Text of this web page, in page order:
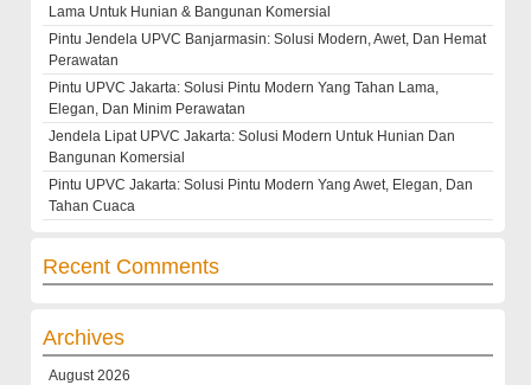
Lama Untuk Hunian & Bangunan Komersial
Pintu Jendela UPVC Banjarmasin: Solusi Modern, Awet, Dan Hemat
Perawatan
Pintu UPVC Jakarta: Solusi Pintu Modern Yang Tahan Lama,
Elegan, Dan Minim Perawatan
Jendela Lipat UPVC Jakarta: Solusi Modern Untuk Hunian Dan
Bangunan Komersial
Pintu UPVC Jakarta: Solusi Pintu Modern Yang Awet, Elegan, Dan
Tahan Cuaca
Recent Comments
Archives
August 2026